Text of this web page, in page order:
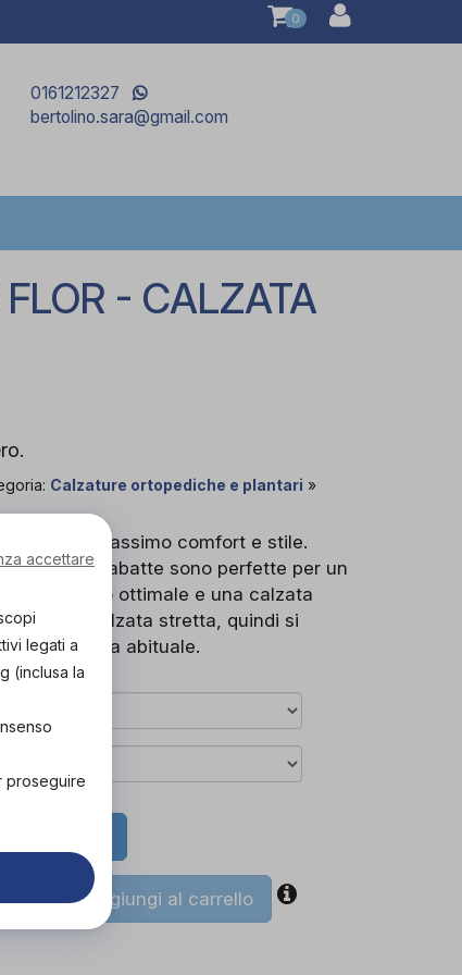
0
0161212327
bertolino.sara@gmail.com
FLOR - CALZATA
Calzature ortopediche e plantari »
offrono il massimo comfort e stile.
queste ciabatte sono perfette per un
un supporto ottimale e una calzata
la sua calzata stretta, quindi si
misura abituale.
Aggiungi al carrello
accettare
legati a
(inclusa la
proseguire